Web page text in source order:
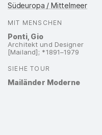
Südeuropa / Mittelmeer
MIT MENSCHEN
Ponti, Gio
Architekt und Designer
[Mailand]; *1891–1979
SIEHE TOUR
Mailänder Moderne